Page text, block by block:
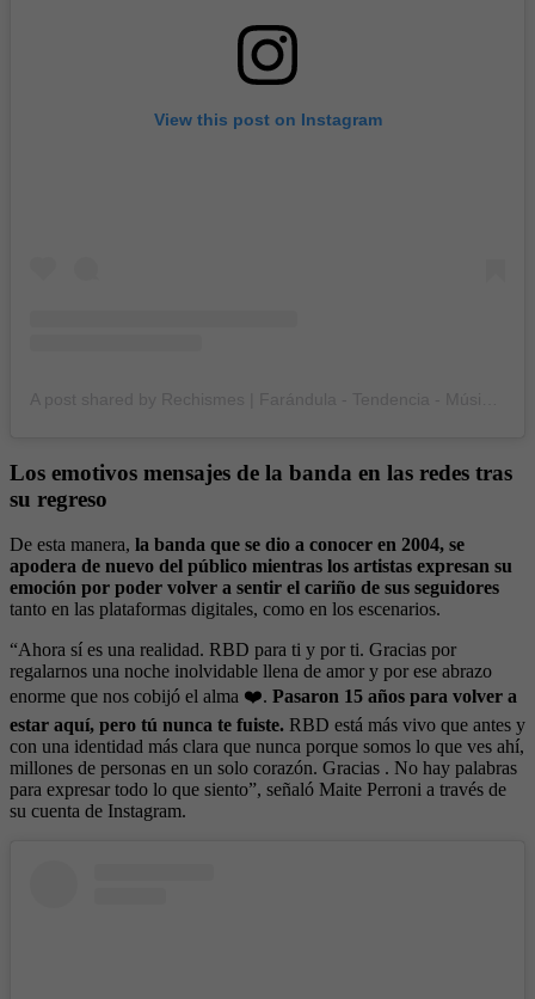
View this post on Instagram
Los emotivos mensajes de la banda en las redes tras
su regreso
De esta manera, la banda que se dio a conocer en 2004, se
apodera de nuevo del público mientras los artistas expresan su
emoción por poder volver a sentir el cariño de sus seguidores
tanto en las plataformas digitales, como en los escenarios.
“Ahora sí es una realidad. RBD para ti y por ti. Gracias por
regalarnos una noche inolvidable llena de amor y por ese abrazo
enorme que nos cobijó el alma ❤️. Pasaron 15 años para volver a
estar aquí, pero tú nunca te fuiste. RBD está más vivo que antes y
con una identidad más clara que nunca porque somos lo que ves ahí,
millones de personas en un solo corazón. Gracias . No hay palabras
para expresar todo lo que siento”, señaló Maite Perroni a través de
su cuenta de Instagram.